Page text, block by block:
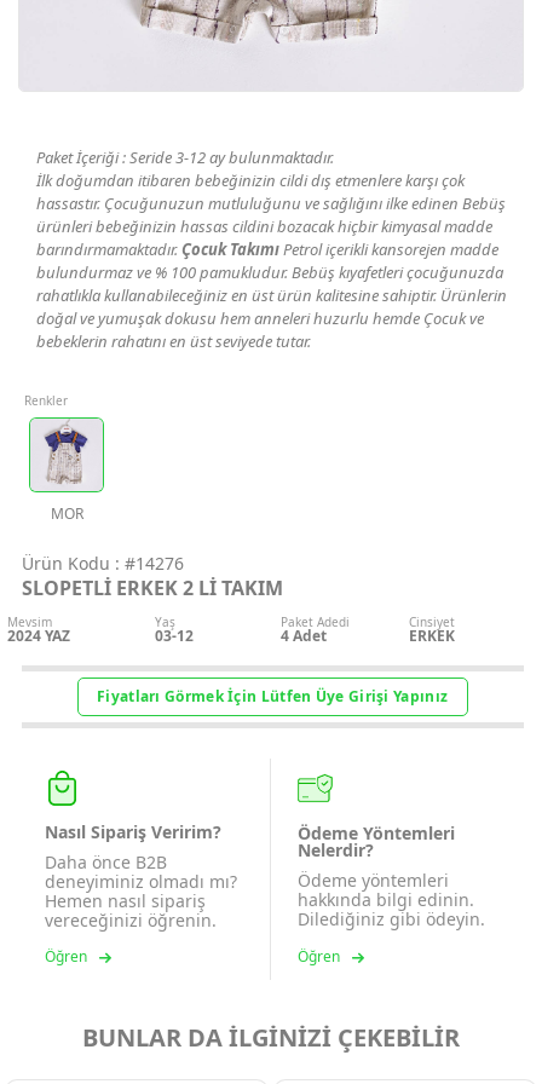
İletişim
Şifremi
Geri Bildirim
Ürün Kodu : #14276
SLOPETLİ ERKEK 2 Lİ TAKIM
Mevsim
2024 YAZ
Yaş
03-12
Paket Adedi
4Adet
Cinsiyet
ERKEK
Renkler
MOR
Fiyatları Görmek İçin Lütfen Üye Girişi Yapınız
Paket İçeriği : Seride 3-12 ay bulunmaktadır.
İlk doğumdan itibaren bebeğinizin cildi dış etmenlere karşı çok
hassastır. Çocuğunuzun mutluluğunu ve sağlığını ilke edinen Bebüş
ürünleri bebeğinizin hassas cildini bozacak hiçbir kimyasal madde
barındırmamaktadır. Çocuk TakımıPetrol içerikli kansorejen madde
bulundurmaz ve % 100 pamukludur. Bebüş kıyafetleri çocuğunuzda
rahatlıkla kullanabileceğiniz en üst ürün kalitesine sahiptir. Ürünlerin
doğal ve yumuşak dokusu hem anneleri huzurlu hemde Çocuk ve
bebeklerin rahatını en üst seviyede tutar.
Nasıl Sipariş Veririm?
Daha önce B2B
deneyiminiz olmadı mı?
Hemen nasıl sipariş
vereceğinizi öğrenin.
Öğren
Ödeme Yöntemleri
Nelerdir?
Ödeme yöntemleri
hakkında bilgi edinin.
Dilediğiniz gibi ödeyin.
Öğren
BUNLAR DA İLGİNİZİ ÇEKEBİLİR